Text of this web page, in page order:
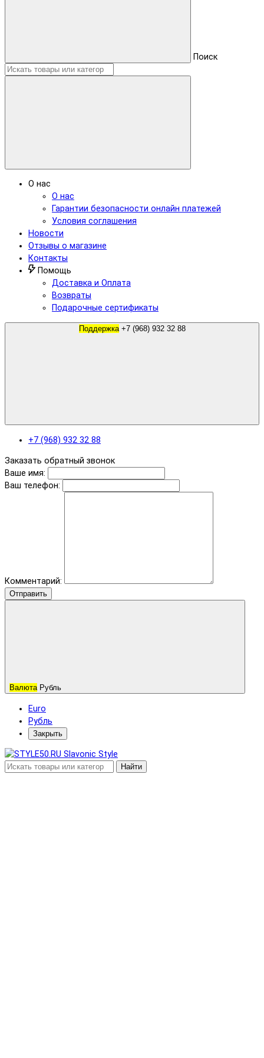
Поиск
О нас
О нас
Гарантии безопасности онлайн платежей
Условия соглашения
Новости
Отзывы о магазине
Контакты
Помощь
Доставка и Оплата
Возвраты
Подарочные сертификаты
Поддержка +7 (968) 932 32 88
+7 (968) 932 32 88
Заказать обратный звонок
Ваше имя:
Ваш телефон:
Комментарий:
Отправить
Валюта Рубль
Euro
Рубль
Закрыть
Найти